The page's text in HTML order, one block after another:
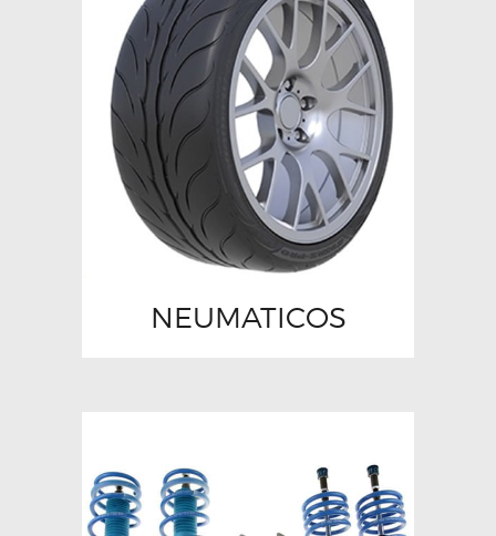
NEUMATICOS